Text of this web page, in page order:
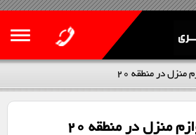
منزل در منطقه 20
منزل در منطقه 20